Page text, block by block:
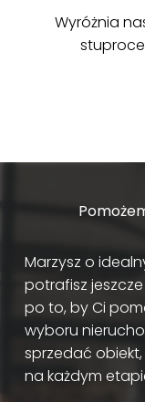
Wyróżnia
Marzysz o
potrafisz
po to, by Ci
wyboru
sprzedać
na każdym